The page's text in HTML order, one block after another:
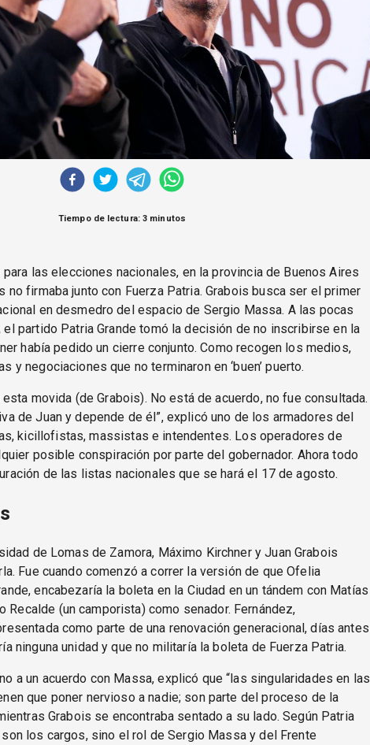
Tiempo de lectura: 3 minutos
las elecciones nacionales, en la provincia de Buenos Aires
no firmaba junto con Fuerza Patria. Grabois busca ser el primer
en desmedro del espacio de Sergio Massa. A las pocas
el partido Patria Grande tomó la decisión de no inscribirse en la
había pedido un cierre conjunto. Como recogen los medios,
y negociaciones que no terminaron en ‘buen’ puerto.
esta movida (de Grabois). No está de acuerdo, no fue consultada.
de Juan y depende de él”, explicó uno de los armadores del
kicillofistas, massistas e intendentes. Los operadores de
posible conspiración por parte del gobernador. Ahora todo
de las listas nacionales que se hará el 17 de agosto.
de Lomas de Zamora, Máximo Kirchner y Juan Grabois
Fue cuando comenzó a correr la versión de que Ofelia
encabezaría la boleta en la Ciudad en un tándem con Matías
Recalde (un camporista) como senador. Fernández,
como parte de una renovación generacional, días antes
ninguna unidad y que no militaría la boleta de Fuerza Patria.
a un acuerdo con Massa, explicó que “las singularidades en las
que poner nervioso a nadie; son parte del proceso de la
Grabois se encontraba sentado a su lado. Según Patria
son los cargos, sino el rol de Sergio Massa y del Frente